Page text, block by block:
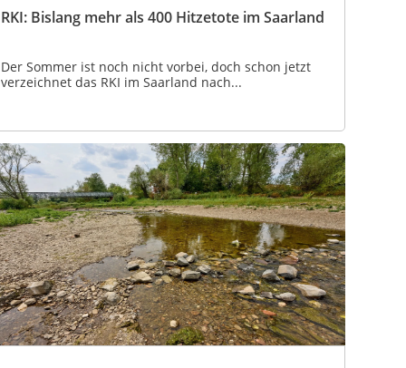
RKI: Bislang mehr als 400 Hitzetote im Saarland
Der Sommer ist noch nicht vorbei, doch schon jetzt
verzeichnet das RKI im Saarland nach...